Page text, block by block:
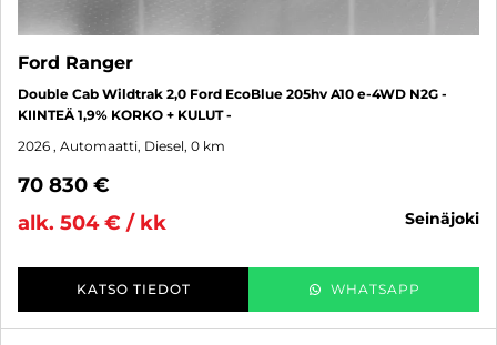
Ford Ranger
Double Cab Wildtrak 2,0 Ford EcoBlue 205hv A10 e-4WD N2G -
KIINTEÄ 1,9% KORKO + KULUT -
2026 , Automaatti, Diesel, 0 km
70 830 €
alk. 504 € / kk
seinäjoki
KATSO TIEDOT WHATSAPP